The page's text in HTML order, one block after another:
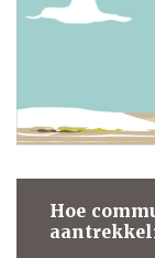
Hoe